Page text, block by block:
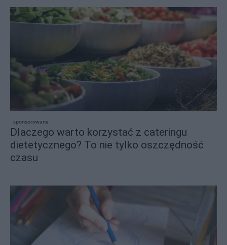
sponsorowane
Dlaczego warto korzystać z cateringu
dietetycznego? To nie tylko oszczędność
czasu